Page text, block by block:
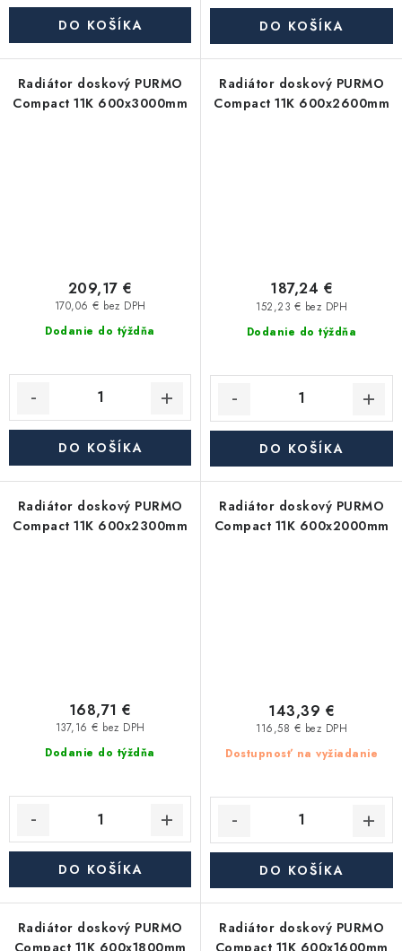
DO KOŠÍKA DO KOŠÍKA
Radiátor doskový PURMO
Compact 11K 600x3000mm
Dodanie do týždňa
170,06 € bez DPH
209,17 €
DO KOŠÍKA
Radiátor doskový PURMO
Compact 11K 600x2600mm
Dodanie do týždňa
152,23 € bez DPH
187,24 €
DO KOŠÍKA
Radiátor doskový PURMO
Compact 11K 600x2300mm
Dodanie do týždňa
137,16 € bez DPH
168,71 €
DO KOŠÍKA
Radiátor doskový PURMO
Compact 11K 600x2000mm
Dostupnosť na vyžiadanie
116,58 € bez DPH
143,39 €
DO KOŠÍKA
Radiátor doskový PURMO
Compact 11K 600x1800mm
Radiátor doskový PURMO
Compact 11K 600x1600mm